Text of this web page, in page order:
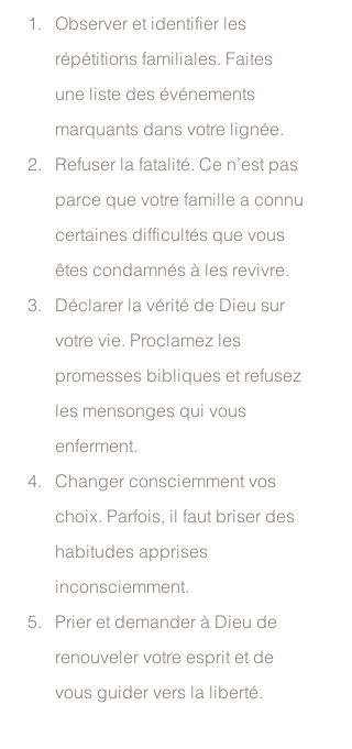
Observer et identifier les
répétitions familiales. Faites
une liste des événements
marquants dans votre lignée.
Refuser la fatalité. Ce n’est pas
parce que votre famille a connu
certaines difficultés que vous
êtes condamnés à les revivre.
Déclarer la vérité de Dieu sur
votre vie. Proclamez les
promesses bibliques et refusez
les mensonges qui vous
enferment.
Changer consciemment vos
choix. Parfois, il faut briser des
habitudes apprises
inconsciemment.
Prier et demander à Dieu de
renouveler votre esprit et de
vous guider vers la liberté.